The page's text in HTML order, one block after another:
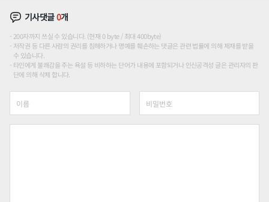
기사댓글0개
200자까지 쓰실 수 있습니다. (현재 0 byte / 최대 400byte)
저작권 등 다른 사람의 권리를 침해하거나 명예를 훼손하는 댓글은 관련 법률에 의해 제재를 받을
수 있습니다.
타인에게 불쾌감을 주는 욕설 등 비하하는 단어가 내용에 포함되거나 인신공격성 글은 관리자의 판
단에 의해 삭제 합니다.